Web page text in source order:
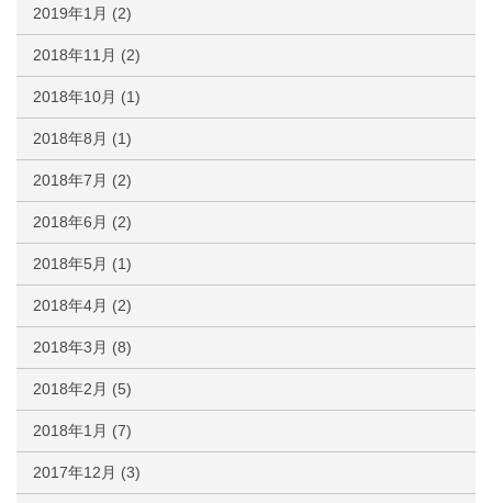
2019年1月 (2)
2018年11月 (2)
2018年10月 (1)
2018年8月 (1)
2018年7月 (2)
2018年6月 (2)
2018年5月 (1)
2018年4月 (2)
2018年3月 (8)
2018年2月 (5)
2018年1月 (7)
2017年12月 (3)